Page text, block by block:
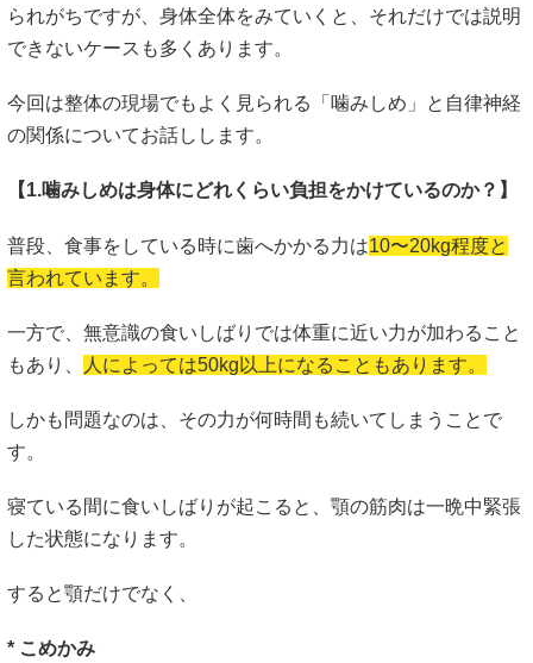
られがちですが、身体全体をみていくと、それだけでは説明
できないケースも多くあります。
今回は整体の現場でもよく見られる「噛みしめ」と自律神経
の関係についてお話しします。
【1.噛みしめは身体にどれくらい負担をかけているのか？】
普段、食事をしている時に歯へかかる力は10〜20kg程度と
言われています。
一方で、無意識の食いしばりでは体重に近い力が加わること
もあり、
人によっては50kg以上になることもあります。
しかも問題なのは、その力が何時間も続いてしまうことで
す。
寝ている間に食いしばりが起こると、顎の筋肉は一晩中緊張
した状態になります。
すると顎だけでなく、
* こめかみ